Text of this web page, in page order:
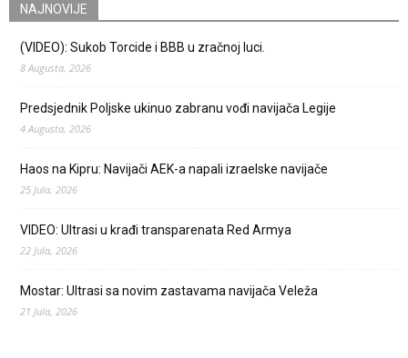
NAJNOVIJE
(VIDEO): Sukob Torcide i BBB u zračnoj luci.
8 Augusta, 2026
Predsjednik Poljske ukinuo zabranu vođi navijača Legije
4 Augusta, 2026
Haos na Kipru: Navijači AEK-a napali izraelske navijače
25 Jula, 2026
VIDEO: Ultrasi u krađi transparenata Red Armya
22 Jula, 2026
Mostar: Ultrasi sa novim zastavama navijača Veleža
21 Jula, 2026